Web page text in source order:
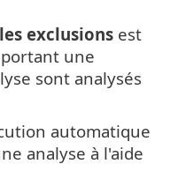
exclusions est
une
sont analysés
automatique
analyse à l'aide